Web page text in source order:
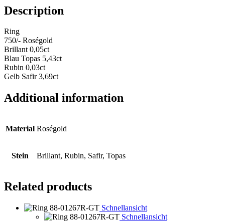
Description
Ring
750/- Roségold
Brillant 0,05ct
Blau Topas 5,43ct
Rubin 0,03ct
Gelb Safir 3,69ct
Additional information
Material Roségold
Stein Brillant, Rubin, Safir, Topas
Related products
Schnellansicht
Schnellansicht